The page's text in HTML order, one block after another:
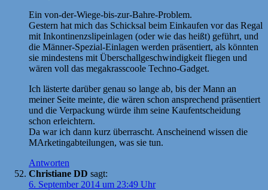
Ein von-der-Wiege-bis-zur-Bahre-Problem.
Gestern hat mich das Schicksal beim Einkaufen vor das Regal
mit Inkontinenzslipeinlagen (oder wie das heißt) geführt, und
die Männer-Spezial-Einlagen werden präsentiert, als könnten
sie mindestens mit Überschallgeschwindigkeit fliegen und
wären voll das megakrasscoole Techno-Gadget.
Ich lästerte darüber genau so lange ab, bis der Mann an
meiner Seite meinte, die wären schon ansprechend präsentiert
und die Verpackung würde ihm seine Kaufentscheidung
schon erleichtern.
Da war ich dann kurz überrascht. Anscheinend wissen die
MArketingabteilungen, was sie tun.
Antworten
Christiane DD sagt:
6. September 2014 um 23:49 Uhr